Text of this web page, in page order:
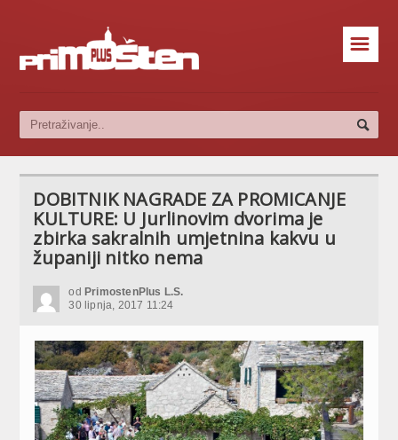
☰
DOBITNIK NAGRADE ZA PROMICANJE
KULTURE: U Jurlinovim dvorima je
zbirka sakralnih umjetnina kakvu u
županiji nitko nema
od PrimostenPlus L.S.
30 lipnja, 2017 11:24